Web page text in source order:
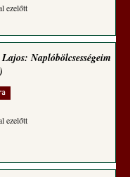
ezelőtt
Naplóbölcsességeim
ezelőtt